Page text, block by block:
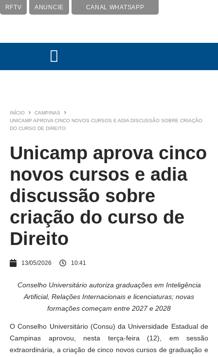
RFTV ANUNCIE CANAL WHATSAPP
INÍCIO
CAMPINAS
UNICAMP APROVA CINCO NOVOS CURSOS E ADIA DISCUSSÃO SOBRE CRIAÇÃO
DO CURSO DE DIREITO
Unicamp aprova cinco
novos cursos e adia
discussão sobre
criação do curso de
Direito
13/05/2026 10:41
Conselho Universitário autoriza graduações em Inteligência
Artificial, Relações Internacionais e licenciaturas; novas
formações começam entre 2027 e 2028
O Conselho Universitário (Consu) da Universidade Estadual de
Campinas aprovou, nesta terça-feira (12), em sessão
extraordinária, a criação de cinco novos cursos de graduação e